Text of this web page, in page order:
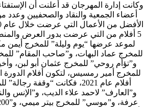
وكانت إدارة المهرجان قد أعلنت أن
أعضاء الجمعية والنقاد والصحفيين وعدد من
5 أفلام من التي عرضت بدور العرض
لموعد عرضها “يوم وليلة” للمخرج أيمن
للمخرج عماد البهات، و”صاحب المقام”
و”تؤأم روحي” للمخرج عثمان أبو لبن،
أفلام عام 2021، فكانت “وقفة
و”العارف” لاحمد علاء الديب، و”الإنس